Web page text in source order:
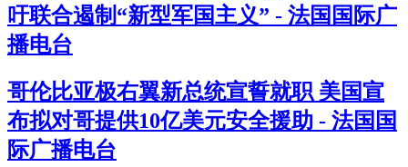
吁联合遏制“新型军国主义” - 法国国际广
播电台
哥伦比亚极右翼新总统宣誓就职 美国宣
布拟对哥提供10亿美元安全援助 - 法国国
际广播电台